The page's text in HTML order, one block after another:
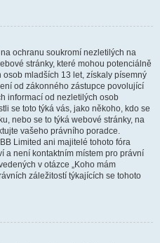
ochranu soukromí nezletilých na
stránky, které mohou potenciálně
mladších 13 let, získaly písemný
od zákonného zástupce povolující
informací od nezletilých osob
se toto týká vás, jako někoho, kdo se
nebo se to týká webové stránky, na
vašeho právního poradce.
Limited ani majitelé tohoto fóra
a není kontaktním místem pro právní
v otázce „Koho mám
záležitostí týkajících se tohoto